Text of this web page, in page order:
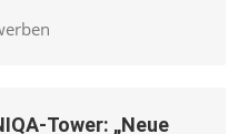
Tower: „Neue